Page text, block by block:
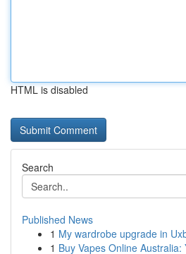
HTML is disabled
Search
Published News
1 My wardrobe upgrade in
1 Buy Vapes Online